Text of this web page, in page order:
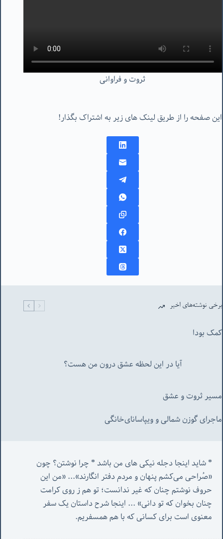
ثروت و فراوانی
این صفحه را از طریق لینک های زیر به اشتراک بگذار!
برخی نوشته‌های اخیر
کمک بودا
آیا در این لحظه عشق درون من هست؟
مسیر ثروت و عشق
ماجرای گوزن شمالی و‌ ویپاسانای‌خانگی
«صُراحی می‌کشم پنهان‌ و مردم‌ دفتر انگارند»... «
چنان بخوان که تو دانی» ...
معنوی است برای کسانی که با هم همسفریم.